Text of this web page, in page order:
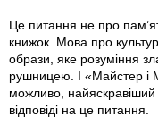
Це питання не про
книжок. Мова про
образи, яке розуміння
рушницею. І «Майстер і
можливо,
відповіді на це питання.